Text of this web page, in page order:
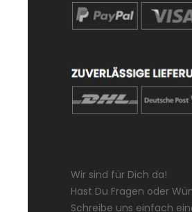
Wir sind für Dich da!
Hast Du Fragen oder
Schreibe uns einfach